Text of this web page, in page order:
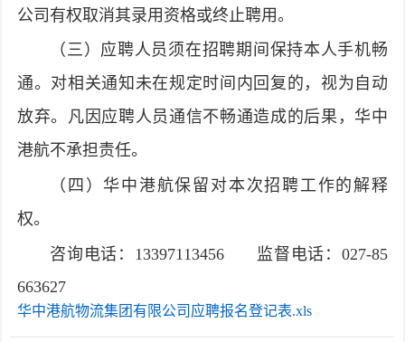
公司有权取消其录用资格或终止聘用。
（三）应聘人员须在招聘期间保持本人手机畅
通。对相关通知未在规定时间内回复的，视为自动
放弃。凡因应聘人员通信不畅通造成的后果，华中
港航不承担责任。
（四）华中港航保留对本次招聘工作的解释
权。
咨询电话：13397113456 监督电话：027-85
663627
华中港航物流集团有限公司应聘报名登记表.xls